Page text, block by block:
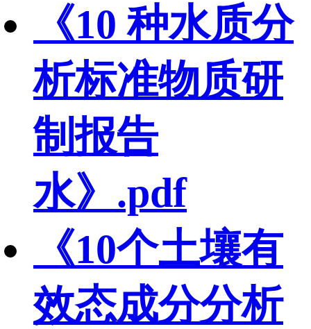
《10 种水质分
析标准物质研
制报告
水》.pdf
《10个土壤有
效态成分分析